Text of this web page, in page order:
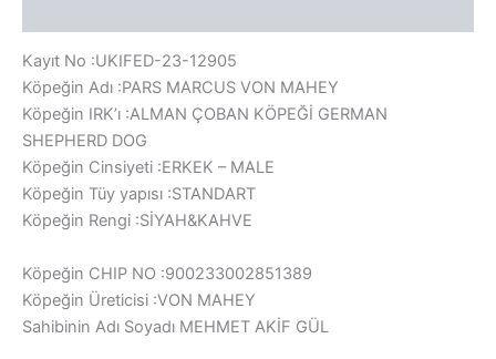
Kayıt No :UKIFED-23-12905
Köpeğin Adı :PARS MARCUS VON MAHEY
Köpeğin IRK’ı :ALMAN ÇOBAN KÖPEĞİ GERMAN
SHEPHERD DOG
Köpeğin Cinsiyeti :ERKEK – MALE
Köpeğin Tüy yapısı :STANDART
Köpeğin Rengi :SİYAH&KAHVE
Köpeğin CHIP NO :900233002851389
Köpeğin Üreticisi :VON MAHEY
Sahibinin Adı Soyadı MEHMET AKİF GÜL